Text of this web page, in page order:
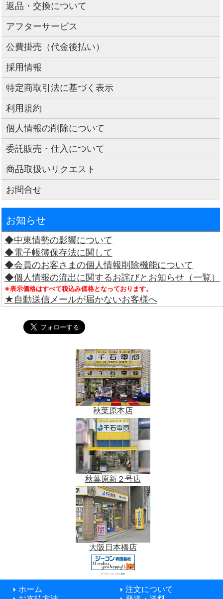
返品・交換について
アフターサービス
公費掛売（代金後払い）
採用情報
特定商取引法に基づく表示
利用規約
個人情報の削除について
委託販売・仕入について
商品取扱いリクエスト
お問合せ
お知らせ
◆中東情勢の影響について
◆電子帳簿保存法に関して
◆会員のお客さまの個人情報削除機能について
◆個人情報の流出に関するお詫びとお知らせ（一覧）
※表示価格はすべて税込み価格となっております。
★自動送信メールが届かないお客様へ
秋葉原本店
秋葉原新２号店
大阪日本橋店
データベースシステム開発
ホーム
注文について